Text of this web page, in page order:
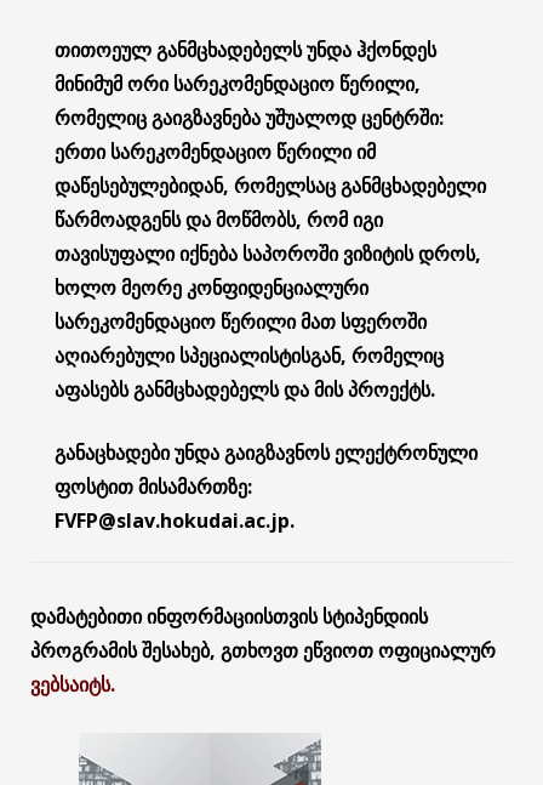
თითოეულ განმცხადებელს უნდა ჰქონდეს
მინიმუმ ორი სარეკომენდაციო წერილი,
რომელიც გაიგზავნება უშუალოდ ცენტრში:
ერთი სარეკომენდაციო წერილი იმ
დაწესებულებიდან, რომელსაც განმცხადებელი
წარმოადგენს და მოწმობს, რომ იგი
თავისუფალი იქნება საპოროში ვიზიტის დროს,
ხოლო მეორე კონფიდენციალური
სარეკომენდაციო წერილი მათ სფეროში
აღიარებული სპეციალისტისგან, რომელიც
აფასებს განმცხადებელს და მის პროექტს.
განაცხადები უნდა გაიგზავნოს ელექტრონული
ფოსტით მისამართზე:
FVFP@slav.hokudai.ac.jp.
დამატებითი ინფორმაციისთვის სტიპენდიის
პროგრამის შესახებ, გთხოვთ ეწვიოთ ოფიციალურ
ვებსაიტს.